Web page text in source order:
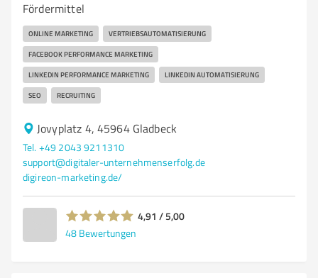
Fördermittel
ONLINE MARKETING VERTRIEBSAUTOMATISIERUNG
FACEBOOK PERFORMANCE MARKETING
LINKEDIN PERFORMANCE MARKETING LINKEDIN AUTOMATISIERUNG
SEO RECRUITING
Jovyplatz 4, 45964 Gladbeck
Tel. +49 2043 9211310
support@digitaler-unternehmenserfolg.de
digireon-marketing.de/
4,91 / 5,00
48 Bewertungen